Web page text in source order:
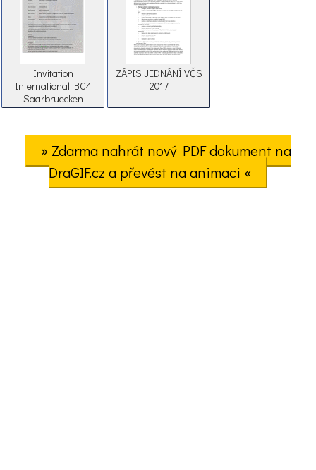
Invitation
International BC4
Saarbruecken
GERMANY 2018 (2)
ZÁPIS JEDNÁNÍ VČS
2017
» Zdarma nahrát nový PDF dokument na
DraGIF.cz a převést na animaci «